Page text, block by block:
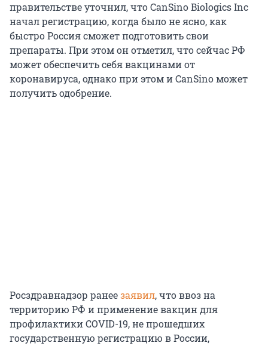
правительстве уточнил, что CanSino Biologics Inc
начал регистрацию, когда было не ясно, как
быстро Россия сможет подготовить свои
препараты. При этом он отметил, что сейчас РФ
может обеспечить себя вакцинами от
коронавируса, однако при этом и CanSino может
получить одобрение.
Росздравнадзор ранеезаявил, что ввоз на
территорию РФ и применение вакцин для
профилактики COVID-19, не прошедших
государственную регистрацию в России,